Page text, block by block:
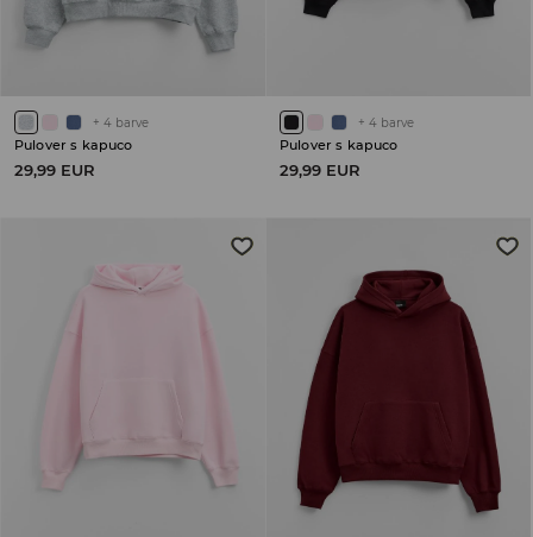
+ 4 barve
Pulover s kapuco
29,99 EUR
+ 4 barve
Pulover s kapuco
29,99 EUR